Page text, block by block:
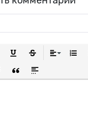
смайликскрытого текста
Вставка цитаты
Вставка